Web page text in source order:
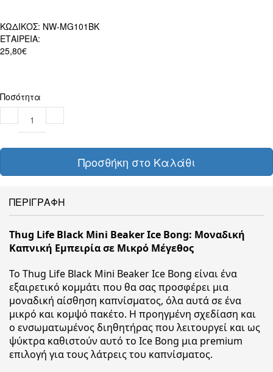
ΚΩΔΙΚΟΣ: NW-MG101BK
ΕΤΑΙΡΕΙΑ:
25,80€
Ποσότητα
Προσθήκη στο Καλάθι
ΠΕΡΙΓΡΑΦΗ
Thug Life Black Mini Beaker Ice Bong: Μοναδική
Καπνική Εμπειρία σε Μικρό Μέγεθος
Το Thug Life Black Mini Beaker Ice Bong είναι ένα
εξαιρετικό κομμάτι που θα σας προσφέρει μια
μοναδική αίσθηση καπνίσματος, όλα αυτά σε ένα
μικρό και κομψό πακέτο. Η προηγμένη σχεδίαση και
ο ενσωματωμένος διηθητήρας που λειτουργεί και ως
ψύκτρα καθιστούν αυτό το Ice Bong μια premium
επιλογή για τους λάτρεις του καπνίσματος.